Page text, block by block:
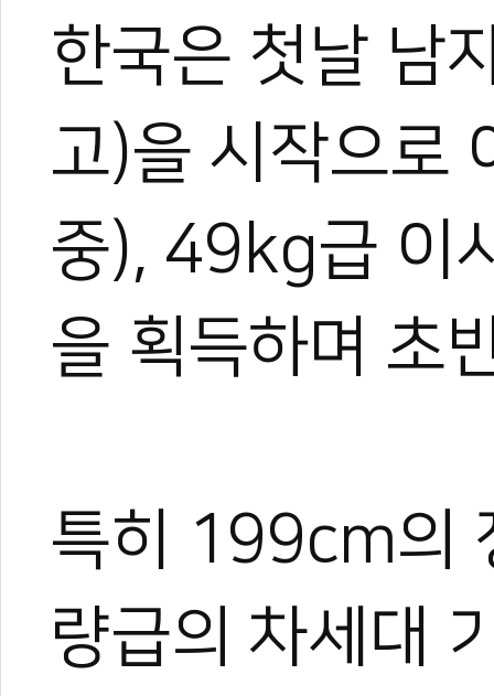
한국은 첫날 남
고)을 시작으로
중), 49kg급 이
을 획득하며 초
특히 199cm의
량급의 차세대